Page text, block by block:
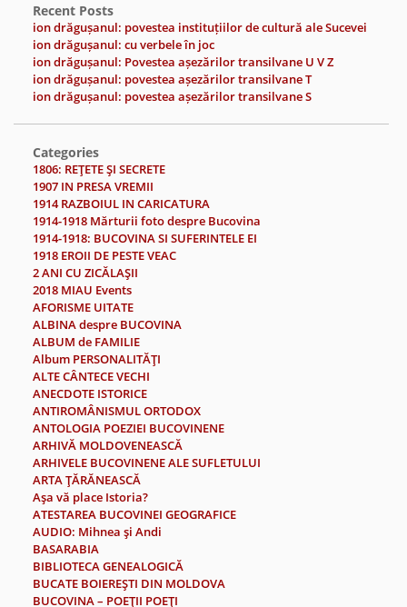
Recent Posts
ion drăgușanul: povestea instituțiilor de cultură ale Sucevei
ion drăgușanul: cu verbele în joc
ion drăgușanul: Povestea așezărilor transilvane U V Z
ion drăgușanul: povestea așezărilor transilvane T
ion drăgușanul: povestea așezărilor transilvane S
Categories
1806: REŢETE ŞI SECRETE
1907 IN PRESA VREMII
1914 RAZBOIUL IN CARICATURA
1914-1918 Mărturii foto despre Bucovina
1914-1918: BUCOVINA SI SUFERINTELE EI
1918 EROII DE PESTE VEAC
2 ANI CU ZICĂLAŞII
2018 MIAU Events
AFORISME UITATE
ALBINA despre BUCOVINA
ALBUM de FAMILIE
Album PERSONALITĂŢI
ALTE CÂNTECE VECHI
ANECDOTE ISTORICE
ANTIROMÂNISMUL ORTODOX
ANTOLOGIA POEZIEI BUCOVINENE
ARHIVĂ MOLDOVENEASCĂ
ARHIVELE BUCOVINENE ALE SUFLETULUI
ARTA ŢĂRĂNEASCĂ
Aşa vă place Istoria?
ATESTAREA BUCOVINEI GEOGRAFICE
AUDIO: Mihnea şi Andi
BASARABIA
BIBLIOTECA GENEALOGICĂ
BUCATE BOIEREŞTI DIN MOLDOVA
BUCOVINA – POEŢII POEŢI